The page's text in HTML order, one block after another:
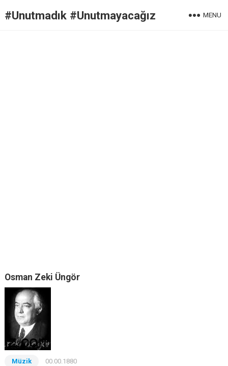
#Unutmadık #Unutmayacağız MENU
Osman Zeki Üngör
Müzik 00.00.1880